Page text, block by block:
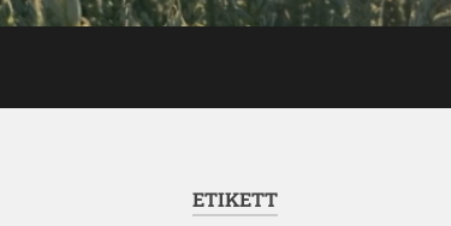
ETIKETT